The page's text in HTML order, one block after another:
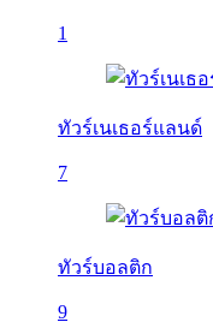
1
ทัวร์เนเธอร์แลนด์
7
ทัวร์บอลติก
9